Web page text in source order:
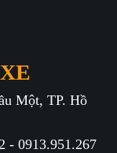
Một, TP. Hồ
- 0913.951.267